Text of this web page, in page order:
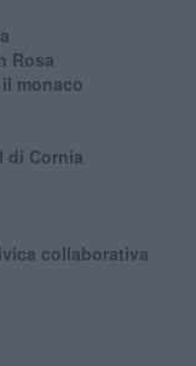
Rosa
monaco
di Cornia
collaborativa